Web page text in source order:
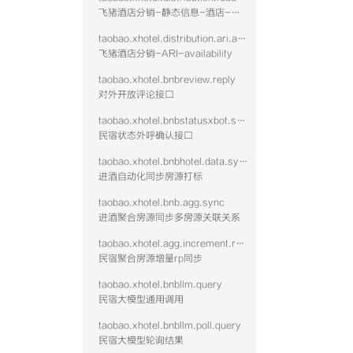
飞猪酒店分销-静态信息-酒店-查询
taobao.xhotel.distribution.ari.availability
飞猪酒店分销-ARI-availability
taobao.xhotel.bnbreview.reply
对外开放评论接口
taobao.xhotel.bnbstatusxbot.send
民宿状态外呼确认接口
taobao.xhotel.bnbhotel.data.sync
进酒自动化同步房源打标
taobao.xhotel.bnb.agg.sync
进酒聚合房源同步多房源关联关系
taobao.xhotel.agg.increment.rp.sync
民宿聚合房源增量rp同步
taobao.xhotel.bnbllm.query
民宿大模型通用调用
taobao.xhotel.bnbllm.poll.query
民宿大模型轮询结果